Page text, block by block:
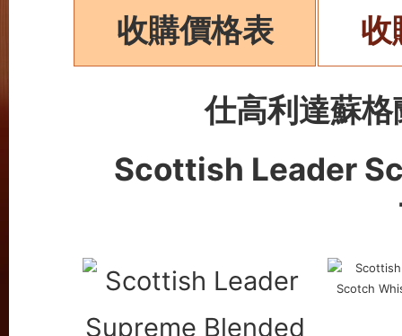
收購價格表 收
仕高利達蘇
Scottish Leader